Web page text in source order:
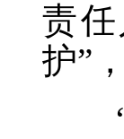
责
护”
“